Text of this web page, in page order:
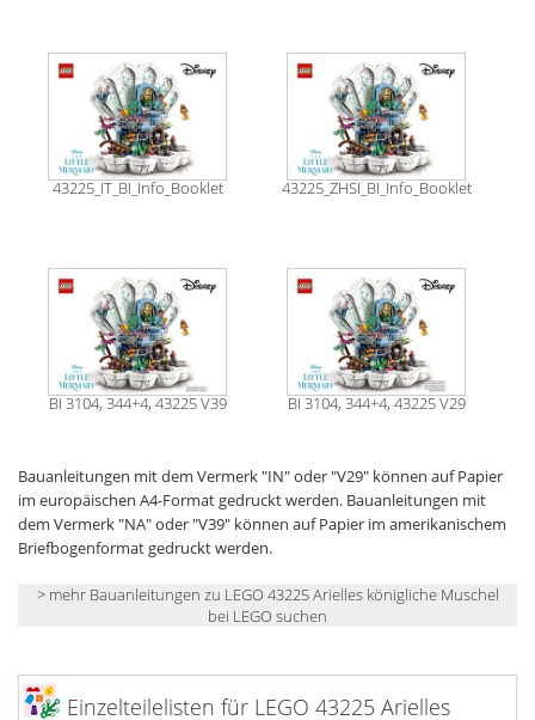
43225_IT_BI_Info_Booklet 43225_ZHSI_BI_Info_Booklet
BI 3104, 344+4, 43225 V39 BI 3104, 344+4, 43225 V29
Bauanleitungen mit dem Vermerk "IN" oder "V29" können auf Papier
im europäischen A4-Format gedruckt werden. Bauanleitungen mit
dem Vermerk "NA" oder "V39" können auf Papier im amerikanischem
Briefbogenformat gedruckt werden.
> mehr Bauanleitungen zu LEGO 43225 Arielles königliche Muschel
bei LEGO suchen
Einzelteilelisten für LEGO 43225 Arielles